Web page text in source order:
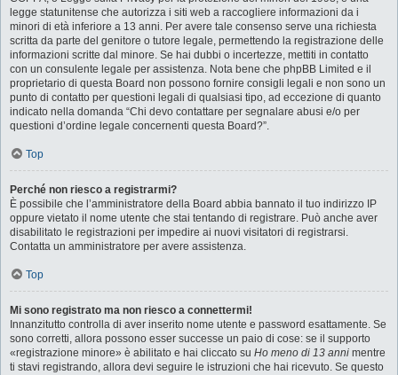
legge statunitense che autorizza i siti web a raccogliere informazioni da i
minori di età inferiore a 13 anni. Per avere tale consenso serve una richiesta
scritta da parte del genitore o tutore legale, permettendo la registrazione delle
informazioni scritte dal minore. Se hai dubbi o incertezze, mettiti in contatto
con un consulente legale per assistenza. Nota bene che phpBB Limited e il
proprietario di questa Board non possono fornire consigli legali e non sono un
punto di contatto per questioni legali di qualsiasi tipo, ad eccezione di quanto
indicato nella domanda “Chi devo contattare per segnalare abusi e/o per
questioni d’ordine legale concernenti questa Board?”.
Top
Perché non riesco a registrarmi?
È possibile che l’amministratore della Board abbia bannato il tuo indirizzo IP
oppure vietato il nome utente che stai tentando di registrare. Può anche aver
disabilitato le registrazioni per impedire ai nuovi visitatori di registrarsi.
Contatta un amministratore per avere assistenza.
Top
Mi sono registrato ma non riesco a connettermi!
Innanzitutto controlla di aver inserito nome utente e password esattamente. Se
sono corretti, allora possono esser successe un paio di cose: se il supporto
«registrazione minore» è abilitato e hai cliccato su Ho meno di 13 anni mentre
ti stavi registrando, allora devi seguire le istruzioni che hai ricevuto. Se questo